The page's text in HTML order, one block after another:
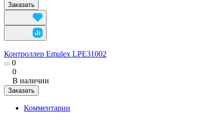
Заказать
Контроллер Emulex LPE31002
0
0
В наличии
Заказать
Комментарии